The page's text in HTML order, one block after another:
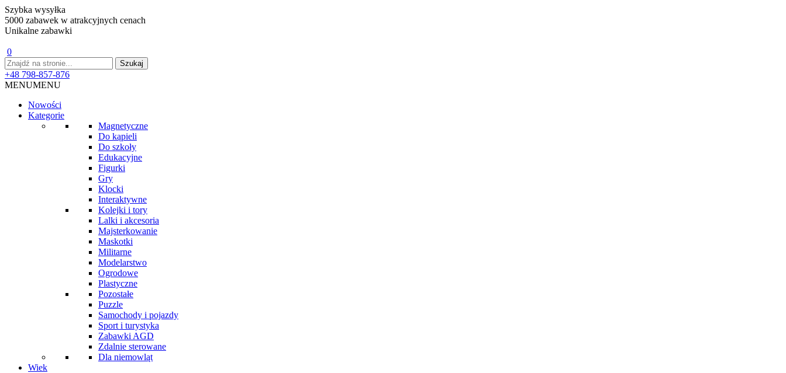
Szybka wysyłka
5000 zabawek w atrakcyjnych cenach
Unikalne zabawki
0
+48 798-857-876
MENUMENU
Nowości
Kategorie
Magnetyczne
Do kąpieli
Do szkoły
Edukacyjne
Figurki
Gry
Klocki
Interaktywne
Kolejki i tory
Lalki i akcesoria
Majsterkowanie
Maskotki
Militarne
Modelarstwo
Ogrodowe
Plastyczne
Pozostałe
Puzzle
Samochody i pojazdy
Sport i turystyka
Zabawki AGD
Zdalnie sterowane
Dla niemowląt
Wiek